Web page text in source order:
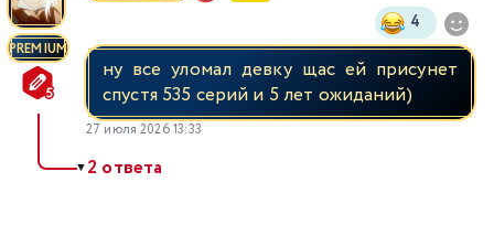
PREMIUM
4
ну все уломал девку щас ей присунет
спустя 535 серий и 5 лет ожиданий)
27 июля 2026 13:33
▼2 ответа